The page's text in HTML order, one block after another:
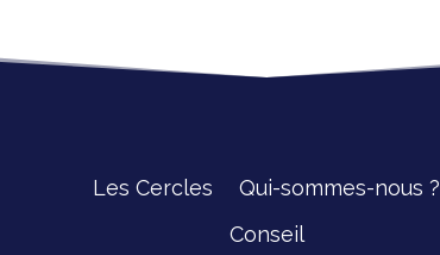
Les Cercles
Qui-sommes-nous ?
Conseil